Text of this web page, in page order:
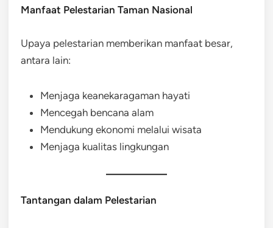
Manfaat Pelestarian Taman Nasional
Upaya pelestarian memberikan manfaat besar,
antara lain:
Menjaga keanekaragaman hayati
Mencegah bencana alam
Mendukung ekonomi melalui wisata
Menjaga kualitas lingkungan
Tantangan dalam Pelestarian